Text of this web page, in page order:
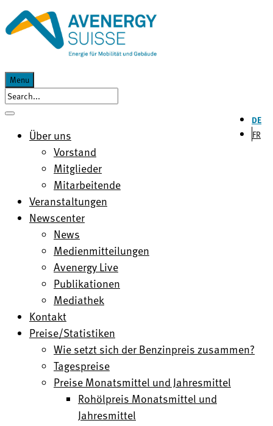
Menu
DE
FR
Über uns
Vorstand
Mitglieder
Mitarbeitende
Veranstaltungen
Newscenter
News
Medienmitteilungen
Avenergy Live
Publikationen
Mediathek
Kontakt
Preise/Statistiken
Wie setzt sich der Benzinpreis zusammen?
Tagespreise
Preise Monatsmittel und Jahresmittel
Rohölpreis Monatsmittel und
Jahresmittel